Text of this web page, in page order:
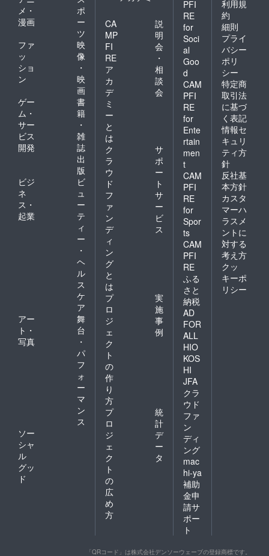
時間：
39分)
メ・
漫画
ポ
ー
ツ
ファ
ッ
ショ
ン
映
像
・
映
画
ゲー
ム・
サー
ビス
開発
書
籍
・
雑
誌
出
版
ビジ
ネ
ス・
起業
ビ
ュ
ー
テ
ィ
ー
・
ヘ
ル
ス
ケ
ア
アー
ト・
写真
舞
台
・
パ
フ
ォ
ー
マ
ン
ス
ソー
シャ
ル
グッ
ド
CA
MP
FI
RE
ア
カ
デ
ミ
ー
と
は
説
明
会
・
相
談
会
ク
ラ
ウ
ド
フ
ァ
ン
デ
ィ
ン
グ
と
は
サ
ポ
ー
ト
サ
ー
ビ
ス
プ
ロ
ジ
ェ
ク
ト
の
作
り
方
実
施
事
例
プ
ロ
ジ
ェ
ク
ト
の
広
め
方
統
計
デ
ー
タ
PFI
RE
for
Soci
al
Goo
d
CAM
PFI
RE
for
Ente
rtain
men
t
CAM
PFI
RE
for
Spor
ts
CAM
PFI
RE
ふる
さと
納税
AD
FOR
ALL
HIO
KOS
HI
JFA
クラ
ウド
ファ
ン
ディ
ング
mac
hi-ya
補助
金申
請サ
ポー
ト
利用規
約
細則
プライ
バシー
ポリ
シー
特定商
取引法
に基づ
く表記
情報セ
キュリ
ティ方
針
反社基
本方針
カスタ
マーハ
ラスメ
ントに
対する
考え方
クッ
キーポ
リシー
「QRコード」は株式会社デンソーウェーブの登録商標です。